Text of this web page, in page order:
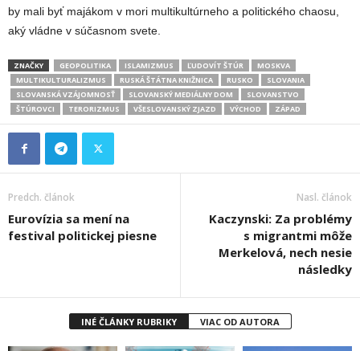
by mali byť majákom v mori multikultúrneho a politického chaosu,
aký vládne v súčasnom svete.
ZNAČKY GEOPOLITIKA ISLAMIZMUS ĽUDOVÍT ŠTÚR
MOSKVA
MULTIKULTURALIZMUS
RUSKÁ ŠTÁTNA KNIŽNICA RUSKO
SLOVANIA
SLOVANSKÁ VZÁJOMNOSŤ
SLOVANSKÝ MEDIÁLNY DOM
SLOVANSTVO
ŠTÚROVCI
TERORIZMUS VŠESLOVANSKÝ ZJAZD VÝCHOD ZÁPAD
Predch. článok
Eurovízia sa mení na
festival politickej piesne
Nasl. článok
Kaczynski: Za problémy
s migrantmi môže
Merkelová, nech nesie
následky
INÉ ČLÁNKY RUBRIKY VIAC OD AUTORA